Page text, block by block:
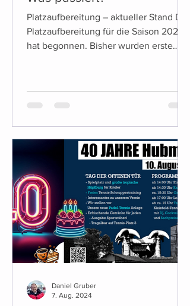
Platzaufbereitung – aktueller Stand Die
Platzaufbereitung für die Saison 2026
hat begonnen. Bisher wurden erste
diese Saison stehen einige konkrete
Änderungen an: Es kommt ein neuer
Getränkeautomat. Alkoholische
Getränke sind dabei mit Kinder- und
Jugendsicherung ausgestatte
Daniel Gruber
7. Aug. 2024